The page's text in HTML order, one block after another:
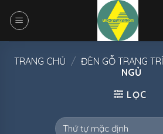
TRANG CHỦ / ĐÈN GỖ TRANG TRÍ
NGỦ
LỌC